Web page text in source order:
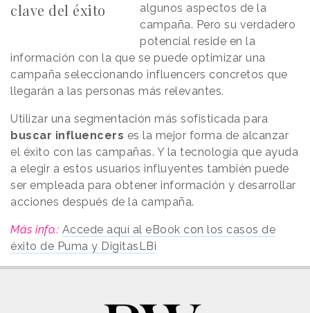
clave del éxito
algunos aspectos de la
campaña. Pero su verdadero
potencial reside en la
información con la que se puede optimizar una
campaña seleccionando influencers concretos que
llegarán a las personas más relevantes.
Utilizar una segmentación más sofisticada para
buscar influencers es la mejor forma de alcanzar
el éxito con las campañas. Y la tecnología que ayuda
a elegir a estos usuarios influyentes también puede
ser empleada para obtener información y desarrollar
acciones después de la campaña.
Más info.: Accede aquí al eBook con los casos de
éxito de Puma y DigitasLBi